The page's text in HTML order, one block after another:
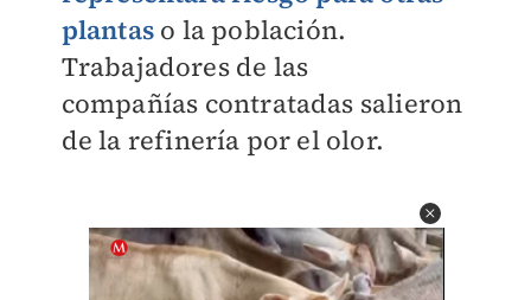
plantaso la población.
Trabajadores de las
compañías contratadas salieron
de la refinería por el olor.